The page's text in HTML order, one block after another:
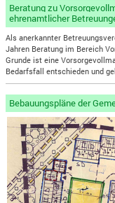
Beratung zu
ehrenamtlicher
Als anerkannter
Jahren Beratung im Bereich
Grunde ist eine
Bedarfsfall entschieden und
Bebauungspläne der